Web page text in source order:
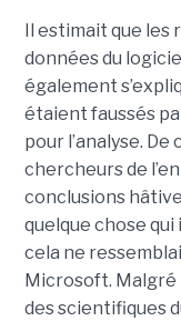
Il estimait que les
données du
également
étaient faussés
pour l’analyse.
chercheurs de
conclusions
quelque chose
cela ne
Microsoft.
des scientifiques